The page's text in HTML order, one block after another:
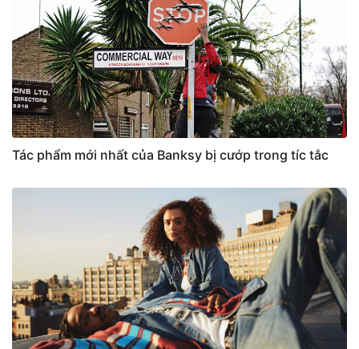
Tác phẩm mới nhất của Banksy bị cướp trong tíc tắc